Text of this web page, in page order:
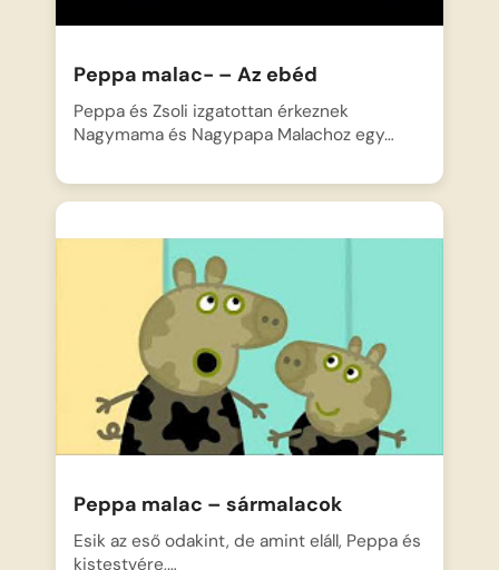
Peppa malac- – Az ebéd
Peppa és Zsoli izgatottan érkeznek
Nagymama és Nagypapa Malachoz egy…
Peppa malac – sármalacok
Esik az eső odakint, de amint eláll, Peppa és
kistestvére,…